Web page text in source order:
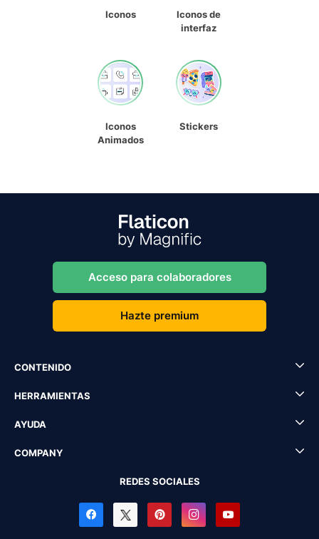
Iconos
Iconos de
interfaz
Iconos
Animados
Stickers
Acceso para colaboradores
Hazte premium
CONTENIDO
HERRAMIENTAS
AYUDA
COMPANY
REDES SOCIALES